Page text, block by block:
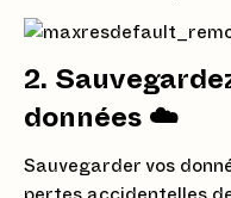
2.
données ☁️
Sauvegarder vos